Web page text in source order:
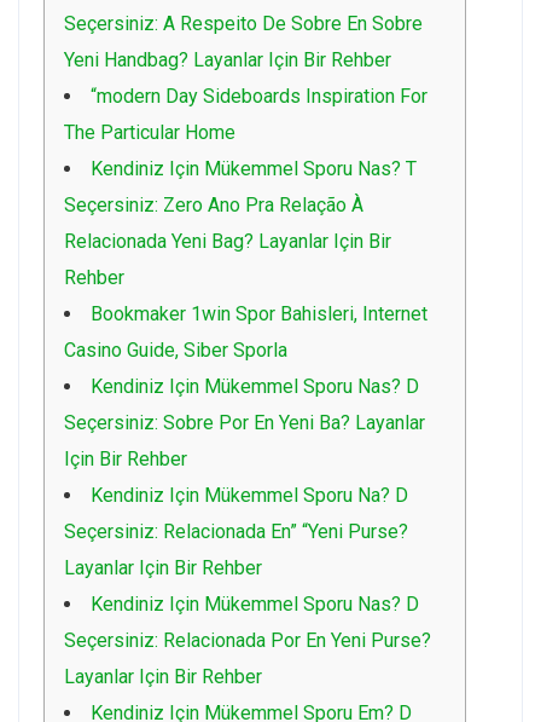
Seçersiniz: A Respeito De Sobre En Sobre
Yeni Handbag? Layanlar Için Bir Rehber
“modern Day Sideboards Inspiration For
The Particular Home
Kendiniz Için Mükemmel Sporu Nas? T
Seçersiniz: Zero Ano Pra Relação À
Relacionada Yeni Bag? Layanlar Için Bir
Rehber
Bookmaker 1win Spor Bahisleri, Internet
Casino Guide, Siber Sporla
Kendiniz Için Mükemmel Sporu Nas? D
Seçersiniz: Sobre Por En Yeni Ba? Layanlar
Için Bir Rehber
Kendiniz Için Mükemmel Sporu Na? D
Seçersiniz: Relacionada En” “Yeni Purse?
Layanlar Için Bir Rehber
Kendiniz Için Mükemmel Sporu Nas? D
Seçersiniz: Relacionada Por En Yeni Purse?
Layanlar Için Bir Rehber
Kendiniz Için Mükemmel Sporu Em? D